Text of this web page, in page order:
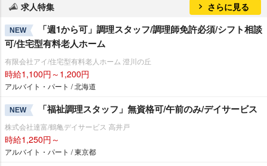
求人特集 さらに見る
NEW
「週1から可」調理スタッフ/調理師免許必須/シフト相談
可/住宅型有料老人ホーム
有限会社アイ/住宅型有料老人ホーム 澄川の丘
時給1,100円～1,200円
アルバイト・パート / 北海道
NEW 「福祉調理スタッフ」無資格可/午前のみ/デイサービス
株式会社達富/鶴亀デイサービス 高井戸
時給1,250円～
アルバイト・パート / 東京都